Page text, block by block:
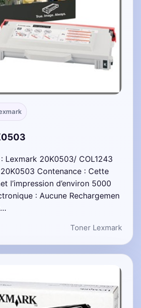
Lexmark 20K0503/ COL1243
Contenance : Cette
l’impression d’environ 5000
: Aucune Rechargemen
Toner Lexmark